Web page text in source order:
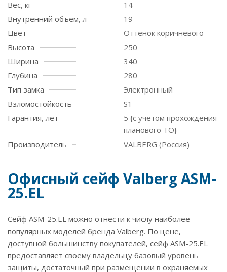
Вес, кг
14
Внутренний объем, л
19
Цвет
Оттенок коричневого
Высота
250
Ширина
340
Глубина
280
Тип замка
Электронный
Взломостойкость
S1
Гарантия, лет
5 {с учётом прохождения
планового ТО}
Производитель
VALBERG (Россия)
Офисный сейф Valberg ASM-
25.EL
Сейф ASM-25.EL можно отнести к числу наиболее
популярных моделей бренда Valberg. По цене,
доступной большинству покупателей, сейф ASM-25.EL
предоставляет своему владельцу базовый уровень
защиты, достаточный при размещении в охраняемых